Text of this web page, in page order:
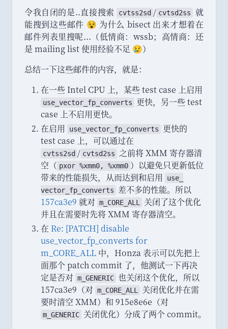
令我自闭的是..直接搜索 cvtss2sd / cvtsd2ss
就
能搜到这些邮件 😵 为什么 bisect 出来才想着在
邮件列表里搜呢... （低情商： wssb； 高情商： 还
是 mailing list 使用经验不足 😢）
总结一下这些邮件的内容， 就是：
在一些 Intel CPU 上， 某些 test case 上启用
use_ vector_ fp_ converts 更快， 另一些 test
case 上不启用更快。
在启用
use_ vector_ fp_ converts
更快的
test case 上， 可以通过在
cvtss2sd / cvtsd2ss
之前将 XMM 寄存器清
空 （ pxor %xmm0, %xmm0 ） 以避免只更新低位
带来的性能损失， 从而达到和启用
use_
vector_ fp_ converts 差不多的性能。 所以
157ca3e9 就对 m_CORE_ALL
关闭了这个优化
并且在需要时先将 XMM 寄存器清空。
在 Re: [PATCH] disable
use_vector_fp_converts for
m_CORE_ALL 中， Honza 表示可以先把上
面那个 patch commit 了， 他测试一下再决
定是否对 m_GENERIC 也关闭这个优化， 所以
157ca3e9 （对 m_CORE_ALL
关闭优化并在需
要时清空 XMM） 和 915e8e6e （对
m_GENERIC 关闭优化） 分成了两个 commit。